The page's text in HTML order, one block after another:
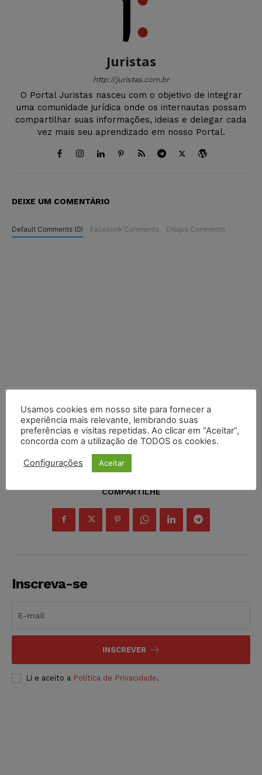
Juristas
http://juristas.com.br
O Portal Juristas nasceu com o objetivo de integrar
uma comunidade jurídica onde os internautas possam
compartilhar suas informações, ideias e delegar cada
vez mais seu aprendizado em nosso Portal.
DEIXE UM COMENTÁRIO
Default Comments (0) Facebook Comments Disqus Comments
COMPARTILHE
Inscreva-se
INSCREVER
Li e aceito a Política de Privacidade.
Usamos cookies em nosso site para fornecer a
experiência mais relevante, lembrando suas
preferências e visitas repetidas. Ao clicar em “Aceitar”,
concorda com a utilização de TODOS os cookies.
Configurações Aceitar